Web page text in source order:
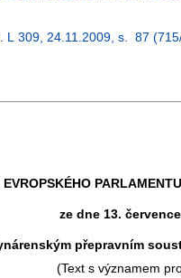
L 309, 24.11.2009, s. 87
EVROPSKÉHO
ze dne 13.
přepravním
(Text s významem